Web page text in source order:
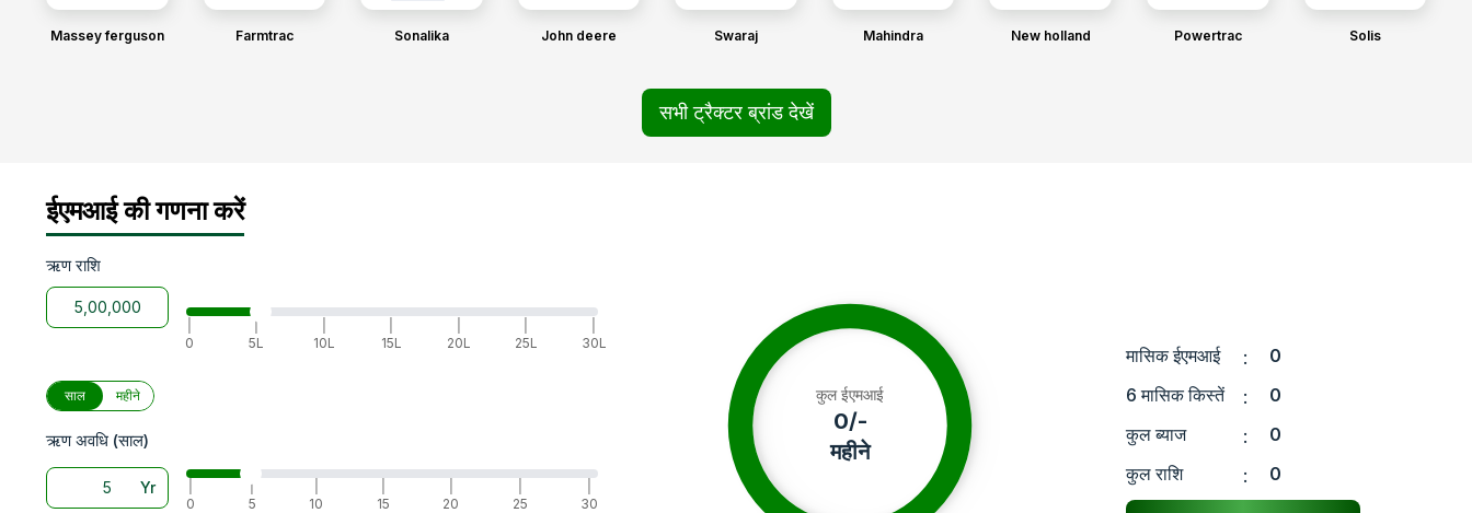
Massey ferguson Farmtrac Sonalika John deere Swaraj Mahindra New holland Powertrac Solis
सभी ट्रैक्टर ब्रांड देखें
ईएमआई की गणना करें
ऋण राशि
0
|
5L
10L
15L
20L
25L
30L
साल महीने
ऋण अवधि (साल)
Yr
0
|
5
10
15
20
25
30
कुल ईएमआई
0/-
महीने
मासिक ईएमआई :
0
6 मासिक किस्तें
:
0
कुल ब्याज
:
0
कुल राशि
: 0